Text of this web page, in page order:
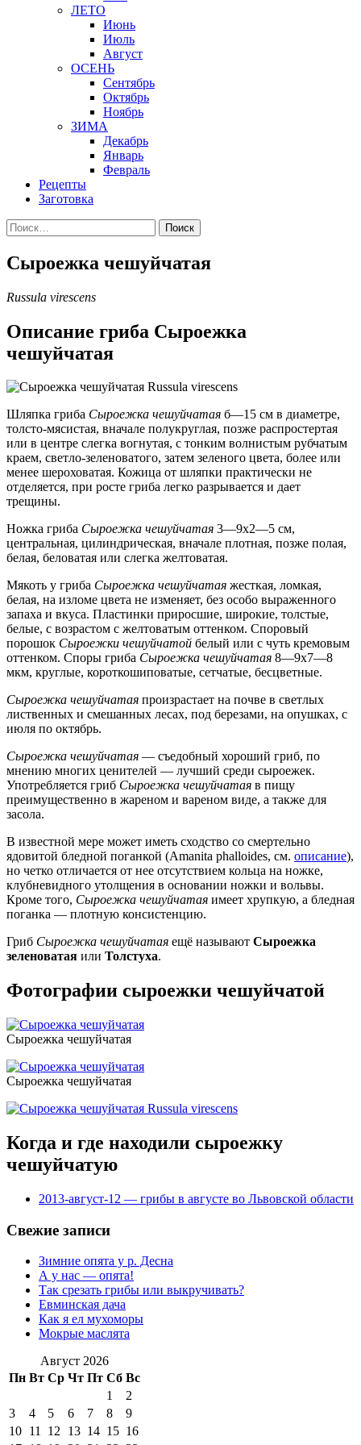
ЛЕТО
Июнь
Июль
Август
ОСЕНЬ
Сентябрь
Октябрь
Ноябрь
ЗИМА
Декабрь
Январь
Февраль
Рецепты
Заготовка
Найти:
Сыроежка чешуйчатая
Russula virescens
Описание гриба Сыроежка
чешуйчатая
Шляпка гриба Сыроежка чешуйчатая б—15 см в диаметре,
толсто-мясистая, вначале полукруглая, позже распростертая
или в центре слегка вогнутая, с тонким волнистым рубчатым
краем, светло-зеленоватого, затем зеленого цвета, более или
менее шероховатая. Кожица от шляпки практически не
отделяется, при росте гриба легко разрывается и дает
трещины.
Ножка гриба Сыроежка чешуйчатая 3—9х2—5 см,
центральная, цилиндрическая, вначале плотная, позже полая,
белая, беловатая или слегка желтоватая.
Мякоть у гриба Сыроежка чешуйчатая жесткая, ломкая,
белая, на изломе цвета не изменяет, без особо выраженного
запаха и вкуса. Пластинки приросшие, широкие, толстые,
белые, с возрастом с желтоватым оттенком. Споровый
порошок Сыроежки чешуйчатой белый или с чуть кремовым
оттенком. Споры гриба Сыроежка чешуйчатая 8—9х7—8
мкм, круглые, короткошиповатые, сетчатые, бесцветные.
Сыроежка чешуйчатая произрастает на почве в светлых
лиственных и смешанных лесах, под березами, на опушках, с
июля по октябрь.
Сыроежка чешуйчатая — съедобный хороший гриб, по
мнению многих ценителей — лучший среди сыроежек.
Употребляется гриб Сыроежка чешуйчатая в пищу
преимущественно в жареном и вареном виде, а также для
засола.
В известной мере может иметь сходство со смертельно
ядовитой бледной поганкой (Amanita phalloides, см. описание),
но четко отличается от нее отсутствием кольца на ножке,
клубневидного утолщения в основании ножки и вольвы.
Кроме того, Сыроежка чешуйчатая имеет хрупкую, а бледная
поганка — плотную консистенцию.
Гриб Сыроежка чешуйчатая ещё называют Сыроежка
зеленоватая или Толстуха.
Фотографии сыроежки чешуйчатой
Сыроежка чешуйчатая
Сыроежка чешуйчатая
Когда и где находили сыроежку
чешуйчатую
2013-август-12 — грибы в августе во Львовской области
Свежие записи
Зимние опята у р. Десна
А у нас — опята!
Так срезать грибы или выкручивать?
Евминская дача
Как я ел мухоморы
Мокрые маслята
Август 2026
Пн Вт Ср Чт Пт Сб Вс
1
2
3
4 5 6 7 8
9
10 11 12 13 14 15 16